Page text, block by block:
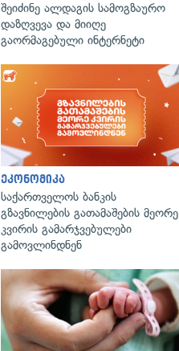
შეიძინე ალდაგის სამოგზაურო
დაზღვევა და მიიღე
გაორმაგებული ინტერნეტი
ეკონომიკა
საქართველოს ბანკის
გზავნილების გათამაშების მეორე
კვირის გამარჯვებულები
გამოვლინდნენ